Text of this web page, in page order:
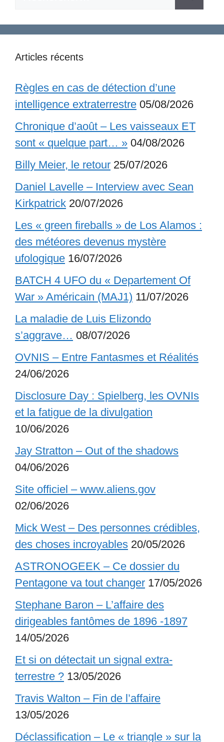
Articles récents
Règles en cas de détection d’une
intelligence extraterrestre 05/08/2026
Chronique d’août – Les vaisseaux ET
sont « quelque part… » 04/08/2026
Billy Meier, le retour 25/07/2026
Daniel Lavelle – Interview avec Sean
Kirkpatrick 20/07/2026
Les « green fireballs » de Los Alamos :
des météores devenus mystère
ufologique 16/07/2026
BATCH 4 UFO du « Departement Of
War » Américain (MAJ1) 11/07/2026
La maladie de Luis Elizondo
s’aggrave… 08/07/2026
OVNIS – Entre Fantasmes et Réalités
24/06/2026
Disclosure Day : Spielberg, les OVNIs
et la fatigue de la divulgation
10/06/2026
Jay Stratton – Out of the shadows
04/06/2026
Site officiel – www.aliens.gov
02/06/2026
Mick West – Des personnes crédibles,
des choses incroyables 20/05/2026
ASTRONOGEEK – Ce dossier du
Pentagone va tout changer 17/05/2026
Stephane Baron – L’affaire des
dirigeables fantômes de 1896 -1897
14/05/2026
Et si on détectait un signal extra-
terrestre ? 13/05/2026
Travis Walton – Fin de l’affaire
13/05/2026
Déclassification – Le « triangle » sur la